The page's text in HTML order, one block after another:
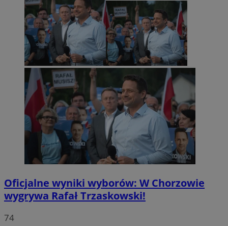
Oficjalne wyniki wyborów: W Chorzowie
wygrywa Rafał Trzaskowski!
74